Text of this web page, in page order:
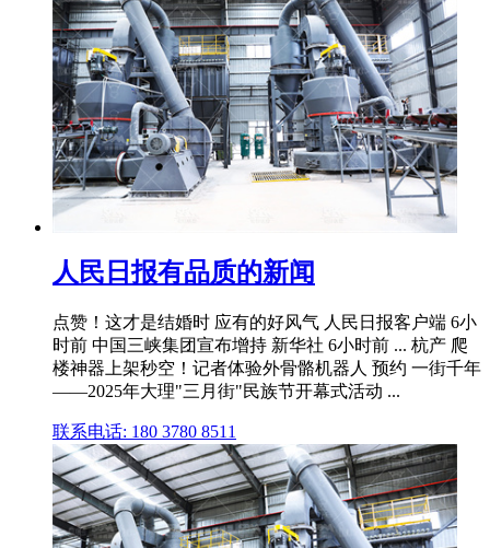
人民日报有品质的新闻
点赞！这才是结婚时 应有的好风气 人民日报客户端 6小
时前 中国三峡集团宣布增持 新华社 6小时前 ... 杭产 爬
楼神器上架秒空！记者体验外骨骼机器人 预约 一街千年
——2025年大理"三月街"民族节开幕式活动 ...
联系电话: 180 3780 8511